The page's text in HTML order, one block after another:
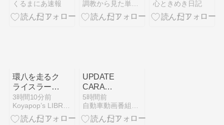
くるまにあ速報
心ときめき日記
環八を走るク
ライスラー
イプシロン
3時間10分前
UPDATE
CARA
PALING
HEMAT
DRAW 1
5時間前